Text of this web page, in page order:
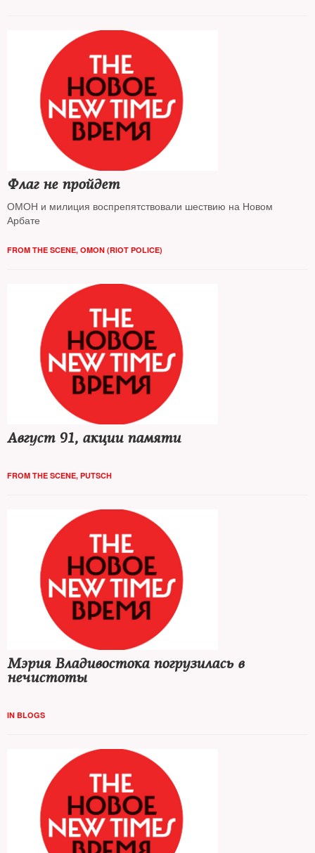
Флаг не пройдет
ОМОН и милиция воспрепятствовали шествию на Новом
Арбате
FROM THE SCENE, OMON (RIOT POLICE)
Август 91, акции памяти
FROM THE SCENE, PUTSCH
Мэрия Владивостока погрузилась в
нечистоты
IN BLOGS